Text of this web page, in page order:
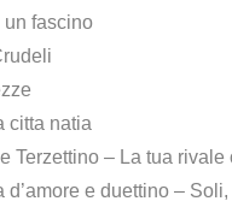
un fascino
citta natia
Terzettino – La tua rivale
e duettino –